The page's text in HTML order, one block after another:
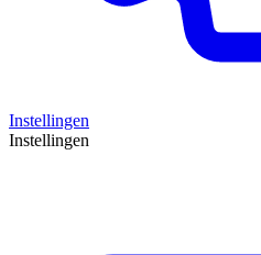
Instellingen
Instellingen